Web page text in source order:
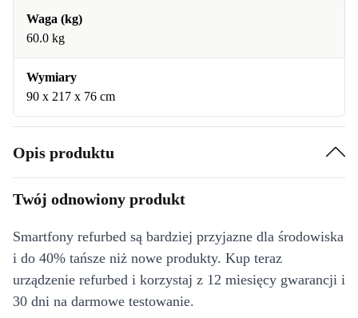
Waga (kg)
60.0 kg
Wymiary
90 x 217 x 76 cm
Opis produktu
Twój odnowiony produkt
Smartfony refurbed są bardziej przyjazne dla środowiska
i do 40% tańsze niż nowe produkty. Kup teraz
urządzenie refurbed i korzystaj z 12 miesięcy gwarancji i
30 dni na darmowe testowanie.